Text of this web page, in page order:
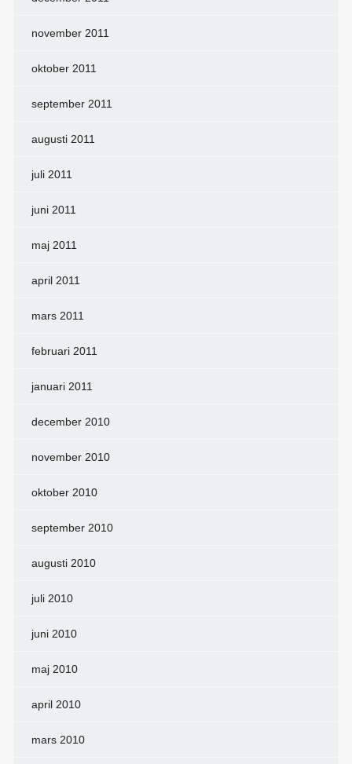
november 2011
oktober 2011
september 2011
augusti 2011
juli 2011
juni 2011
maj 2011
april 2011
mars 2011
februari 2011
januari 2011
december 2010
november 2010
oktober 2010
september 2010
augusti 2010
juli 2010
juni 2010
maj 2010
april 2010
mars 2010